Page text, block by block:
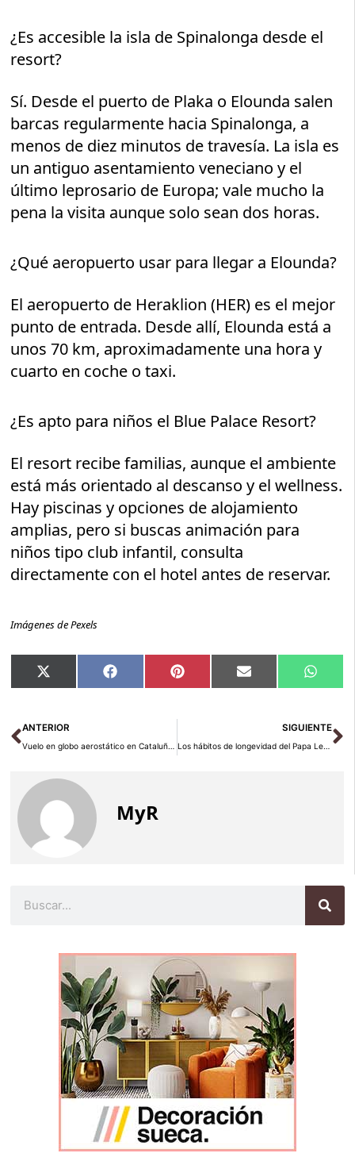
¿Es accesible la isla de Spinalonga desde el
resort?
Sí. Desde el puerto de Plaka o Elounda salen
barcas regularmente hacia Spinalonga, a
menos de diez minutos de travesía. La isla es
un antiguo asentamiento veneciano y el
último leprosario de Europa; vale mucho la
pena la visita aunque solo sean dos horas.
¿Qué aeropuerto usar para llegar a Elounda?
El aeropuerto de Heraklion (HER) es el mejor
punto de entrada. Desde allí, Elounda está a
unos 70 km, aproximadamente una hora y
cuarto en coche o taxi.
¿Es apto para niños el Blue Palace Resort?
El resort recibe familias, aunque el ambiente
está más orientado al descanso y el wellness.
Hay piscinas y opciones de alojamiento
amplias, pero si buscas animación para
niños tipo club infantil, consulta
directamente con el hotel antes de reservar.
Imágenes de Pexels
Compartir
en
X
(Twitter)
Compartir
en
Facebook Compartir
en
Pinterest Compartir
en
Email
en
Ant
ANTERIOR
Vuelo en globo aerostático en Cataluña: guía y precios 2026
SIGUIENTE
Los hábitos de longevidad del Papa León XIV: la receta de zona azul para vivir sano hasta los 120 años
MyR